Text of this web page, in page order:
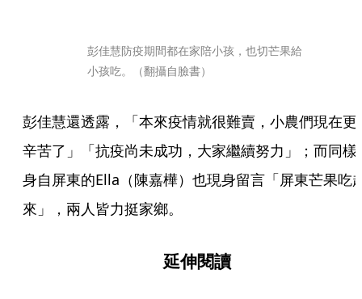
彭佳慧防疫期間都在家陪小孩，也切芒果給
小孩吃。（翻攝自臉書）
彭佳慧還透露，「本來疫情就很難賣，小農們現在更
辛苦了」「抗疫尚未成功，大家繼續努力」；而同樣
身自屏東的Ella（陳嘉樺）也現身留言「屏東芒果吃
來」，兩人皆力挺家鄉。
延伸閱讀